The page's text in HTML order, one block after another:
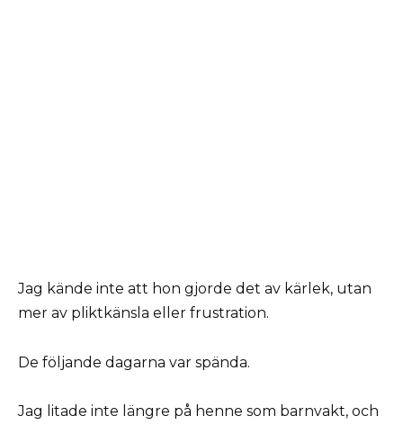
Jag kände inte att hon gjorde det av kärlek, utan
mer av pliktkänsla eller frustration.
De följande dagarna var spända.
Jag litade inte längre på henne som barnvakt, och